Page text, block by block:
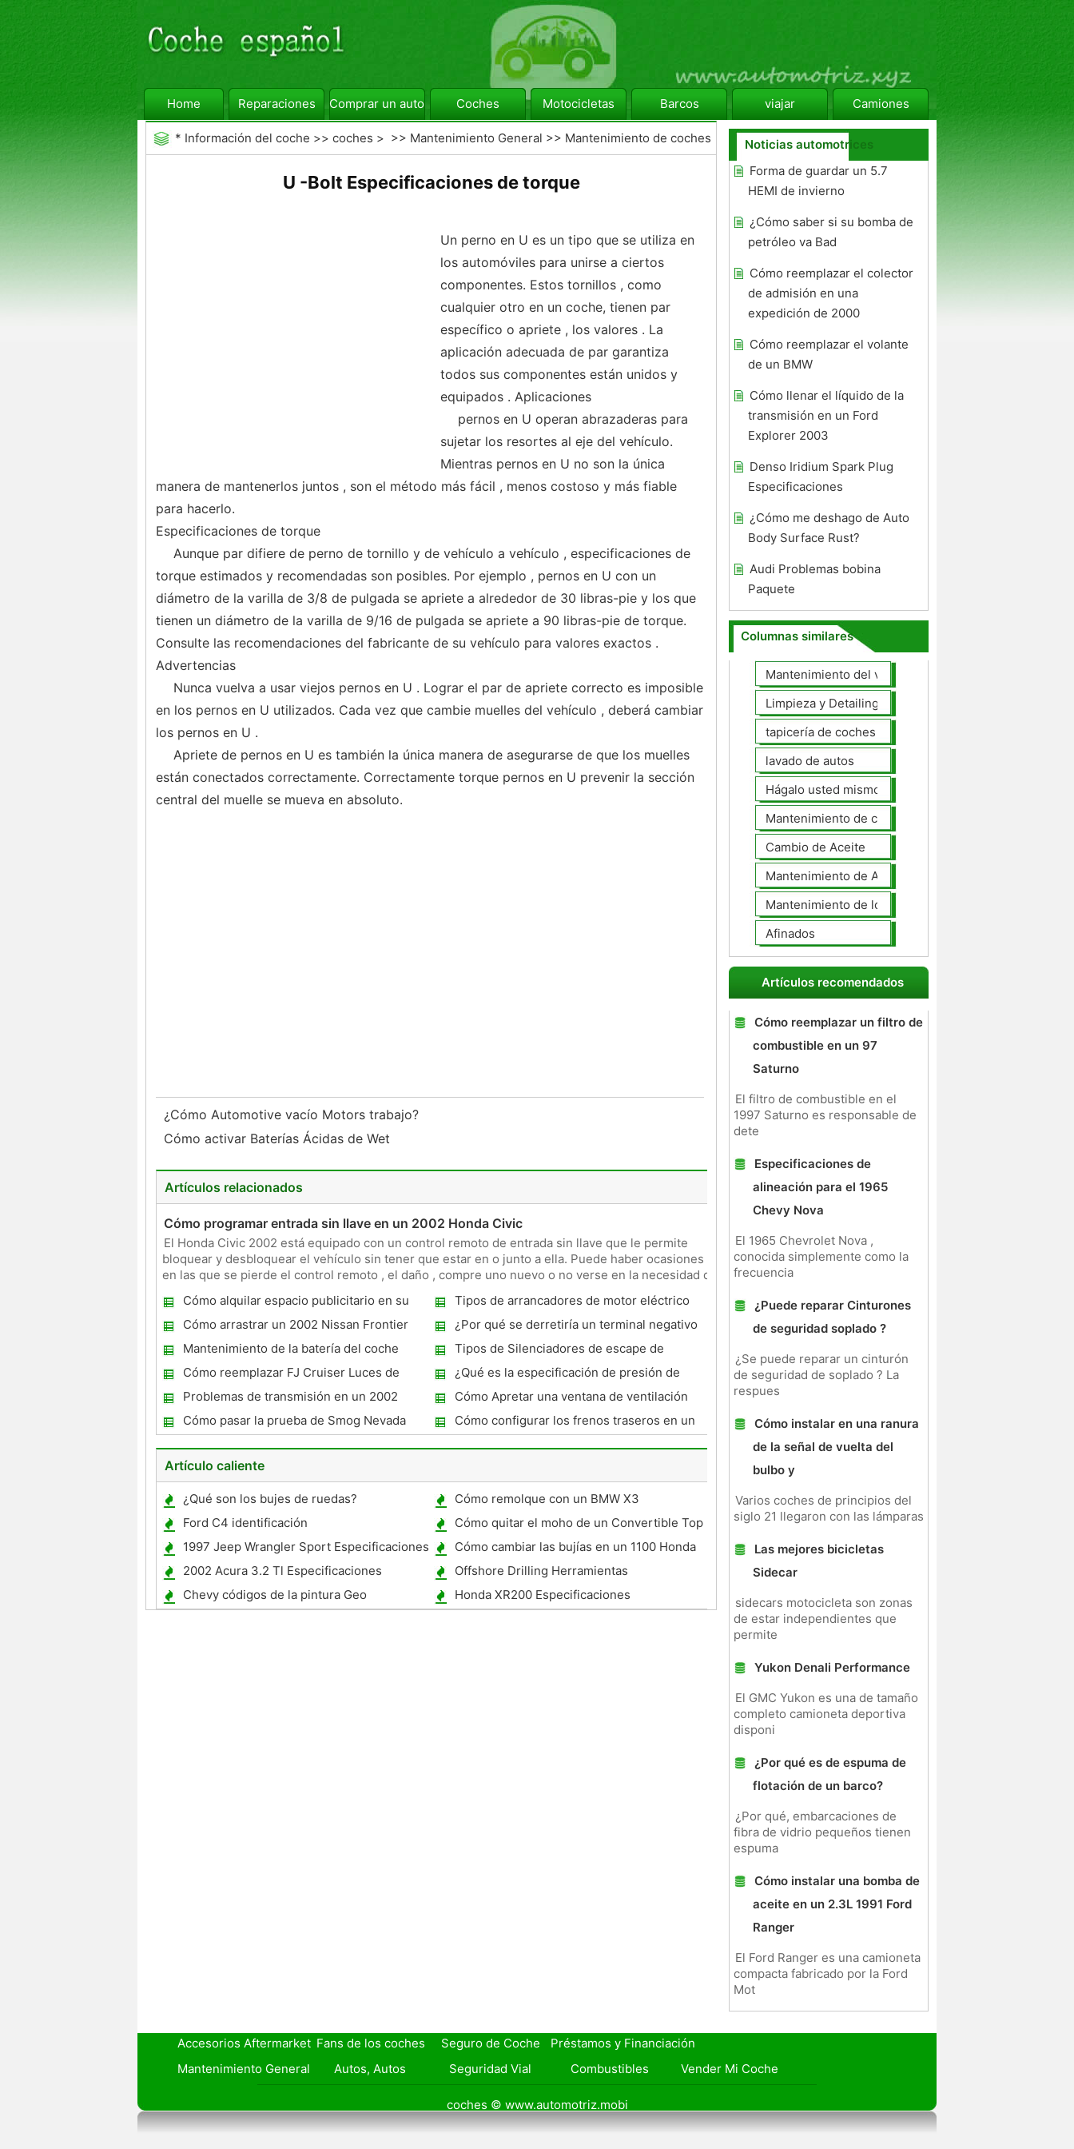
Home Reparaciones Comprar un automóvil Coches Motocicletas Barcos viajar Camiones
* Información del coche >> coches > >> Mantenimiento General >> Mantenimiento de coches
U -Bolt Especificaciones de torque
Un perno en U es un tipo que se utiliza en
los automóviles para unirse a ciertos
componentes. Estos tornillos , como
cualquier otro en un coche, tienen par
específico o apriete , los valores . La
aplicación adecuada de par garantiza
todos sus componentes están unidos y
equipados . Aplicaciones
pernos en U operan abrazaderas para
sujetar los resortes al eje del vehículo.
Mientras pernos en U no son la única
manera de mantenerlos juntos , son el método más fácil , menos costoso y más fiable
para hacerlo.
Especificaciones de torque
Aunque par difiere de perno de tornillo y de vehículo a vehículo , especificaciones de
torque estimados y recomendadas son posibles. Por ejemplo , pernos en U con un
diámetro de la varilla de 3/8 de pulgada se apriete a alrededor de 30 libras-pie y los que
tienen un diámetro de la varilla de 9/16 de pulgada se apriete a 90 libras-pie de torque.
Consulte las recomendaciones del fabricante de su vehículo para valores exactos .
Advertencias
Nunca vuelva a usar viejos pernos en U . Lograr el par de apriete correcto es imposible
en los pernos en U utilizados. Cada vez que cambie muelles del vehículo , deberá cambiar
los pernos en U .
Apriete de pernos en U es también la única manera de asegurarse de que los muelles
están conectados correctamente. Correctamente torque pernos en U prevenir la sección
central del muelle se mueva en absoluto.
¿Cómo Automotive vacío Motors trabajo?
Cómo activar Baterías Ácidas de Wet
Artículos relacionados
Cómo programar entrada sin llave en un 2002 Honda Civic
El Honda Civic 2002 está equipado con un control remoto de entrada sin llave que le permite
bloquear y desbloquear el vehículo sin tener que estar en o junto a ella. Puede haber ocasiones
en las que se pierde el control remoto , el daño , compre uno nuevo o no verse en la necesidad de
Cómo alquilar espacio publicitario en su
coche
Tipos de arrancadores de motor eléctrico
Cómo arrastrar un 2002 Nissan Frontier
4X4
¿Por qué se derretiría un terminal negativo
de la batería?
Mantenimiento de la batería del coche
Tipos de Silenciadores de escape de
Cómo reemplazar FJ Cruiser Luces de
espejo
¿Qué es la especificación de presión de
combustible en 1996 de Dodge 3.9L ?
Problemas de transmisión en un 2002
Dodge Stratus
Cómo Apretar una ventana de ventilación
VW
Cómo pasar la prueba de Smog Nevada
Cómo configurar los frenos traseros en un
GMC Sierra
Artículo caliente
¿Qué son los bujes de ruedas?
Cómo remolque con un BMW X3
Ford C4 identificación
Cómo quitar el moho de un Convertible Top
1997 Jeep Wrangler Sport Especificaciones
Cómo cambiar las bujías en un 1100 Honda
Shadow Ace
2002 Acura 3.2 Tl Especificaciones
Offshore Drilling Herramientas
Chevy códigos de la pintura Geo
Honda XR200 Especificaciones
Noticias automotrices
Forma de guardar un 5.7
HEMI de invierno
¿Cómo saber si su bomba de
petróleo va Bad
Cómo reemplazar el colector
de admisión en una
expedición de 2000
Cómo reemplazar el volante
de un BMW
Cómo llenar el líquido de la
transmisión en un Ford
Explorer 2003
Denso Iridium Spark Plug
Especificaciones
¿Cómo me deshago de Auto
Body Surface Rust?
Audi Problemas bobina
Paquete
Columnas similares
Mantenimiento del vehículo
Limpieza y Detailing
tapicería de coches
lavado de autos
Hágalo usted mismo Mantenimiento de Automotores
Mantenimiento de coches General
Cambio de Aceite
Mantenimiento de Automotores Profesional
Mantenimiento de los neumáticos
Afinados
Artículos recomendados
Cómo reemplazar un filtro de
combustible en un 97
Saturno
El filtro de combustible en el
1997 Saturno es responsable de
dete
Especificaciones de
alineación para el 1965
Chevy Nova
El 1965 Chevrolet Nova ,
conocida simplemente como la
frecuencia
¿Puede reparar Cinturones
de seguridad soplado ?
¿Se puede reparar un cinturón
de seguridad de soplado ? La
respues
Cómo instalar en una ranura
de la señal de vuelta del
bulbo y
Varios coches de principios del
siglo 21 llegaron con las lámparas
Las mejores bicicletas
Sidecar
sidecars motocicleta son zonas
de estar independientes que
permite
Yukon Denali Performance
El GMC Yukon es una de tamaño
completo camioneta deportiva
disponi
¿Por qué es de espuma de
flotación de un barco?
¿Por qué, embarcaciones de
fibra de vidrio pequeños tienen
espuma
Cómo instalar una bomba de
aceite en un 2.3L 1991 Ford
Ranger
El Ford Ranger es una camioneta
compacta fabricado por la Ford
Mot
Accesorios Aftermarket Fans de los coches Seguro de Coche
Préstamos y Financiación
Mantenimiento General
Autos, Autos Seguridad Vial Combustibles Vender Mi Coche
coches © www.automotriz.mobi